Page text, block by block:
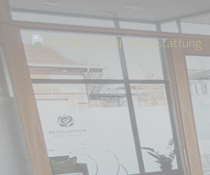
Start Über uns Aktuelles